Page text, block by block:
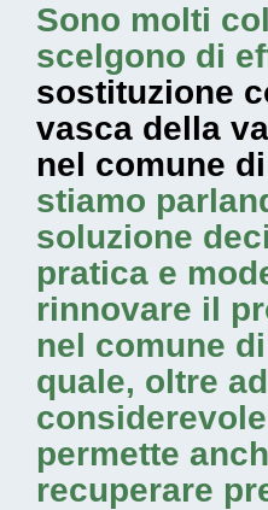
Sono molti
scelgono di
sostituzione
vasca della
nel comune
stiamo
soluzione
pratica e
rinnovare il
nel comune
quale, oltre
permette
recuperare